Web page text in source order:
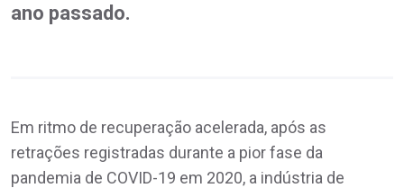
ano passado.
Em ritmo de recuperação acelerada, após as
retrações registradas durante a pior fase da
pandemia de COVID-19 em 2020, a indústria de